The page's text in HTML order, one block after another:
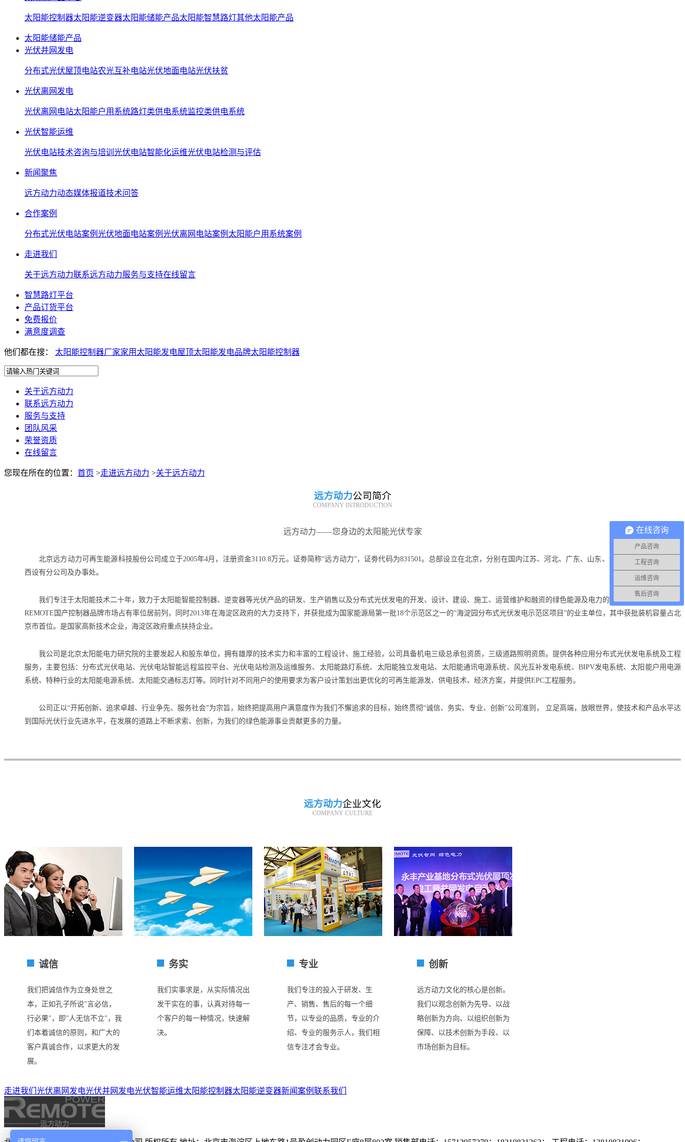
太阳能控制器太阳能逆变器太阳能储能产品太阳能智慧路灯其他太阳能产品
太阳能储能产品
光伏并网发电
分布式光伏屋顶电站农光互补电站光伏地面电站光伏扶贫
光伏离网发电
光伏离网电站太阳能户用系统路灯类供电系统监控类供电系统
光伏智能运维
光伏电站技术咨询与培训 光伏电站智能化运维光伏电站检测与评估
新闻聚焦
远方动力动态媒体报道技术问答
合作案例
分布式光伏电站案例 光伏地面电站案例 光伏离网电站案例 太阳能户用系统案例
走进我们
关于远方动力联系远方动力服务与支持在线留言
智慧路灯平台
产品订货平台
免费报价
满意度调查
他们都在搜： 太阳能控制器厂家家用太阳能发电屋顶太阳能发电品牌太阳能控制器
关于远方动力
联系远方动力
服务与支持
团队风采
荣誉资质
在线留言
您现在所在的位置： 首页 >走进远方动力 >关于远方动力
远方动力公司简介
COMPANY INTRODUCTION
远方动力——您身边的太阳能光伏专家
北京远方动力可再生能源科技股份公司成立于2005年4月，注册资金3110.8万元。证劵简称“远方动力”，证劵代码为831501。总部设立在北京，分别在国内江苏、河北、广东、山东、辽宁，国外阿根廷、巴
西设有分公司及办事处。
我们专注于太阳能技术二十年，致力于太阳能智能控制器、逆变器等光伏产品的研发、生产销售以及分布式光伏发电的开发、设计、建设、施工、运营维护和融资的绿色能源及电力的解决方案提供商。我们
REMOTE国产控制器品牌市场占有率位居前列，同时2013年在海淀区政府的大力支持下，并获批成为国家能源局第一批18个示范区之一的“海淀园分布式光伏发电示范区项目”的业主单位，其中获批装机容量占北
京市首位。是国家高新技术企业，海淀区政府重点扶持企业。
我公司是北京太阳能电力研究院的主要发起人和股东单位，拥有雄厚的技术实力和丰富的工程设计、施工经验，公司具备机电三级总承包资质，三级道路照明资质。提供各种应用分布式光伏发电系统及工程
服务，主要包括：分布式光伏电站、光伏电站智能远程监控平台、光伏电站检测及运维服务、太阳能路灯系统、太阳能独立发电站、太阳能通讯电源系统、风光互补发电系统、BIPV发电系统、太阳能户用电源
系统、特种行业的太阳能电源系统、太阳能交通标志灯等。同时针对不同用户的使用要求为客户设计策划出更优化的可再生能源发、供电技术、经济方案，并提供EPC工程服务。
公司正以“开拓创新、追求卓越、行业争先、服务社会”为宗旨，始终把提高用户满意度作为我们不懈追求的目标，始终贯彻“诚信、务实、专业、创新”公司准则， 立足高端，放眼世界，使技术和产品水平达
到国际光伏行业先进水平，在发展的道路上不断求索、创新，为我们的绿色能源事业贡献更多的力量。
远方动力企业文化
COMPANY CULTURE
诚信
我们把诚信作为立身处世之
本，正如孔子所说"言必信，
行必果"，即"人无信不立"，我
们本着诚信的原则，和广大的
客户真诚合作，以求更大的发
展。
务实
我们实事求是，从实际情况出
发干实在的事，认真对待每一
个客户的每一种情况，快速解
决。
专业
我们专注的投入于研发、生
产、销售、售后的每一个细
节，以专业的品质，专业的介
绍、专业的服务示人，我们相
信专注才会专业。
创新
远方动力文化的核心是创新。
我们以观念创新为先导、以战
略创新为方向、以组织创新为
保障、以技术创新为手段、以
市场创新为目标。
走进我们 光伏离网发电光伏并网发电光伏智能运维太阳能控制器太阳能逆变器新闻案例 联系我们
在线咨询
产品咨询
工程咨询
运维咨询
售后咨询